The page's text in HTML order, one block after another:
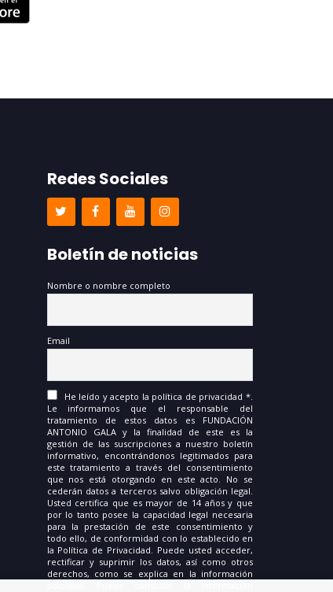
Redes Sociales
Boletín de noticias
Nombre o nombre completo
Email
He leído y acepto la política de privacidad *.
Le informamos que el responsable del
tratamiento de estos datos es FUNDACIÓN
ANTONIO GALA y la finalidad de este es la
gestión de las suscripciones a nuestro boletín
informativo, encontrándonos legitimados para
este tratamiento a través del consentimiento
que nos está otorgando en este acto. No se
cederán datos a terceros salvo obligación legal.
Usted certifica que es mayor de 14 años y que
por lo tanto posee la capacidad legal necesaria
para la prestación de este consentimiento y
todo ello, de conformidad con lo establecido en
la Política de Privacidad. Puede usted acceder,
rectificar y suprimir los datos, así como otros
derechos, como se explica en la información